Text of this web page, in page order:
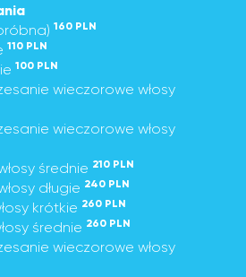
160 PLN
110 PLN
100 PLN
wieczorowe włosy
wieczorowe włosy
średnie 210 PLN
długie 240 PLN
krótkie 260 PLN
średnie 260 PLN
wieczorowe włosy